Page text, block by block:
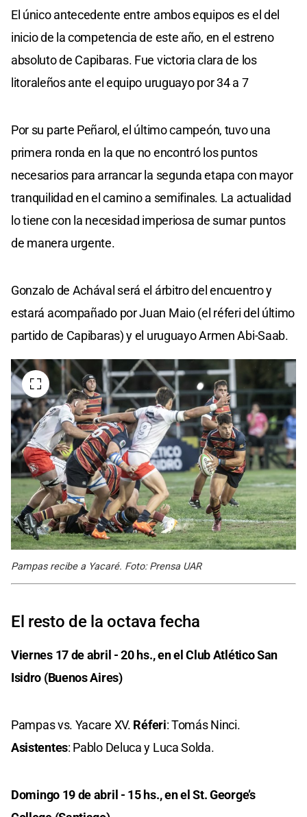
El único antecedente entre ambos equipos es el del
inicio de la competencia de este año, en el estreno
absoluto de Capibaras. Fue victoria clara de los
litoraleños ante el equipo uruguayo por 34 a 7
Por su parte Peñarol, el último campeón, tuvo una
primera ronda en la que no encontró los puntos
necesarios para arrancar la segunda etapa con mayor
tranquilidad en el camino a semifinales. La actualidad
lo tiene con la necesidad imperiosa de sumar puntos
de manera urgente.
Gonzalo de Achával será el árbitro del encuentro y
estará acompañado por Juan Maio (el réferi del último
partido de Capibaras) y el uruguayo Armen Abi-Saab.
Pampas recibe a Yacaré. Foto: Prensa UAR
El resto de la octava fecha
Viernes 17 de abril - 20 hs., en el Club Atlético San
Isidro (Buenos Aires)
Pampas vs. Yacare XV. Réferi: Tomás Ninci.
Asistentes: Pablo Deluca y Luca Solda.
Domingo 19 de abril - 15 hs., en el St. George’s